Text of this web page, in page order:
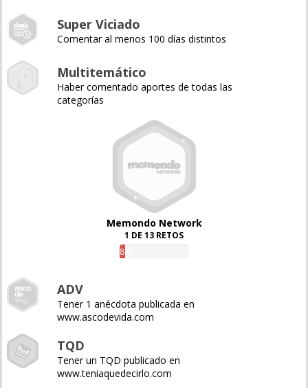
Super Viciado
Comentar al menos 100 días distintos
Multitemático
Haber comentado aportes de todas las
categorías
Memondo Network
1 DE 13 RETOS
8%
ADV
Tener 1 anécdota publicada en
www.ascodevida.com
TQD
Tener un TQD publicado en
www.teniaquedecirlo.com